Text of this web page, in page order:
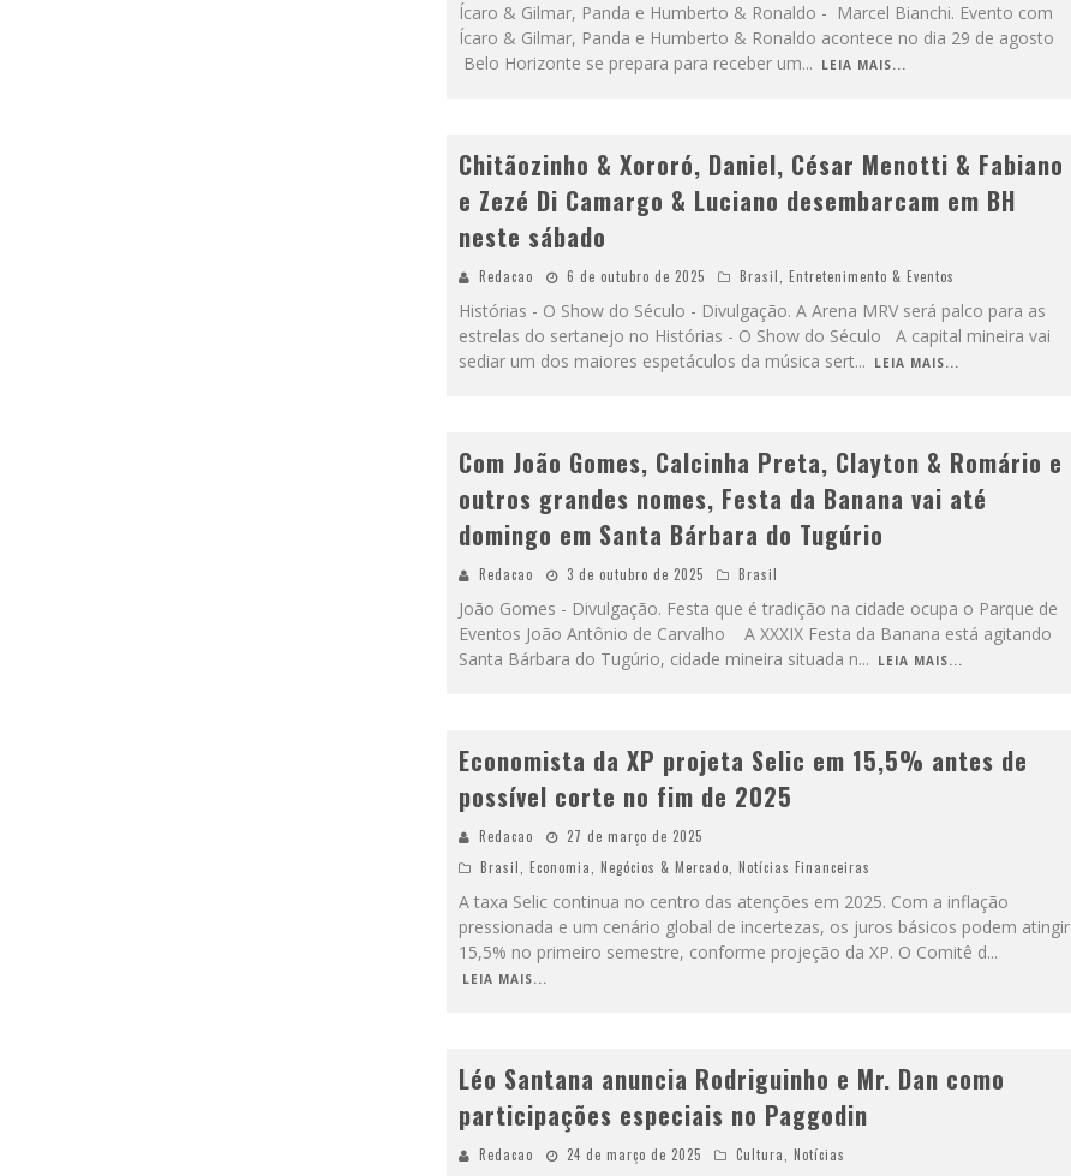
Ícaro & Gilmar, Panda e Humberto & Ronaldo - Marcel Bianchi. Evento com
Ícaro & Gilmar, Panda e Humberto & Ronaldo acontece no dia 29 de agosto
Belo Horizonte se prepara para receber um... LEIA MAIS...
Chitãozinho & Xororó, Daniel, César Menotti & Fabiano
e Zezé Di Camargo & Luciano desembarcam em BH
neste sábado
Redacao 6 de outubro de 2025 Brasil Entretenimento & Eventos
Histórias - O Show do Século - Divulgação. A Arena MRV será palco para as
estrelas do sertanejo no Histórias - O Show do Século A capital mineira vai
sediar um dos maiores espetáculos da música sert... LEIA MAIS...
Com João Gomes, Calcinha Preta, Clayton & Romário e
outros grandes nomes, Festa da Banana vai até
domingo em Santa Bárbara do Tugúrio
Redacao 3 de outubro de 2025 Brasil
João Gomes - Divulgação. Festa que é tradição na cidade ocupa o Parque de
Eventos João Antônio de Carvalho A XXXIX Festa da Banana está agitando
Santa Bárbara do Tugúrio, cidade mineira situada n... LEIA MAIS...
Economista da XP projeta Selic em 15,5% antes de
possível corte no fim de 2025
Redacao
27 de março de 2025
Brasil
Economia Negócios & Mercado Notícias Financeiras
A taxa Selic continua no centro das atenções em 2025. Com a inflação
pressionada e um cenário global de incertezas, os juros básicos podem atingir
15,5% no primeiro semestre, conforme projeção da XP. O Comitê d...
LEIA MAIS...
Léo Santana anuncia Rodriguinho e Mr. Dan como
participações especiais no Paggodin
Redacao 24 de março de 2025 Cultura Notícias